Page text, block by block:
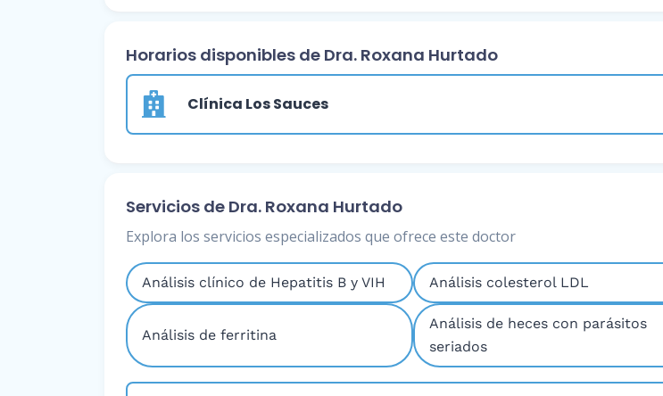
Horarios disponibles de Dra. Roxana Hurtado
Clínica Los Sauces
Servicios de Dra. Roxana Hurtado
Explora los servicios especializados que ofrece este doctor
Análisis clínico de Hepatitis B y VIH Análisis colesterol LDL
Análisis de ferritina
Análisis de heces con parásitos
seriados